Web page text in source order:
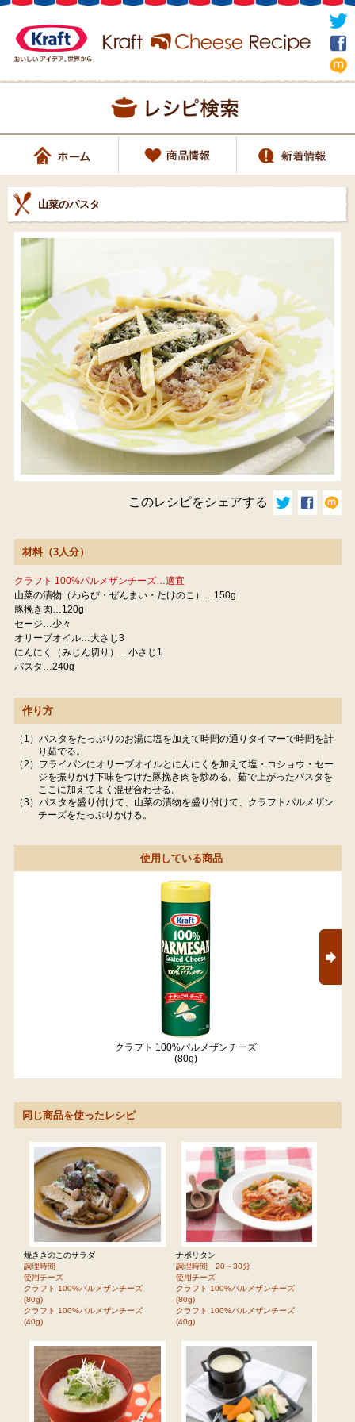
山菜のパスタ
このレシピをシェアする
材料（3人分）
クラフト 100%パルメザンチーズ…適宜
山菜の漬物（わらび・ぜんまい・たけのこ）…150g
豚挽き肉…120g
セージ…少々
オリーブオイル…大さじ3
にんにく（みじん切り）…小さじ1
パスタ…240g
作り方
（1）パスタをたっぷりのお湯に塩を加えて時間の通りタイマーで時間を計
り茹でる。
（2）フライパンにオリーブオイルとにんにくを加えて塩・コショウ・セー
ジを振りかけ下味をつけた豚挽き肉を炒める。茹で上がったパスタを
ここに加えてよく混ぜ合わせる。
（3）パスタを盛り付けて、山菜の漬物を盛り付けて、クラフトパルメザン
チーズをたっぷりかける。
使用している商品
クラフト 100%パルメザンチーズ
(80g)
同じ商品を使ったレシピ
焼ききのこのサラダ
調理時間
使用チーズ
クラフト 100%パルメザンチーズ
(80g)
クラフト 100%パルメザンチーズ
(40g)
ナポリタン
調理時間 20～30分
使用チーズ
クラフト 100%パルメザンチーズ
(80g)
クラフト 100%パルメザンチーズ
(40g)